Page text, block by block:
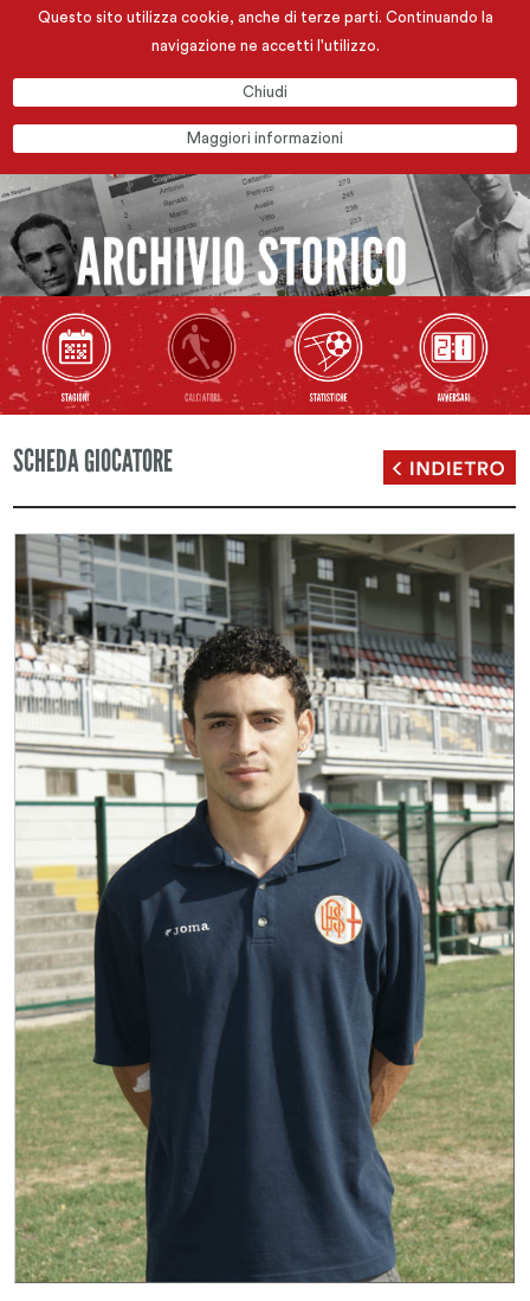
Questo sito utilizza cookie, anche di terze parti. Continuando la
navigazione ne accetti l'utilizzo.
Chiudi
Maggiori informazioni
SCHEDA GIOCATORE